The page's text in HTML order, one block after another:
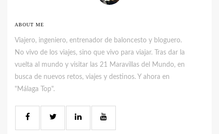
ABOUT ME
Viajero, ingeniero, entrenador de baloncesto y bloguero.
No vivo de los viajes, sino que vivo para viajar. Tras dar la
vuelta al mundo y visitar las 21 Maravillas del Mundo, en
busca de nuevos retos, viajes y destinos. Y ahora en
"Málaga Top".